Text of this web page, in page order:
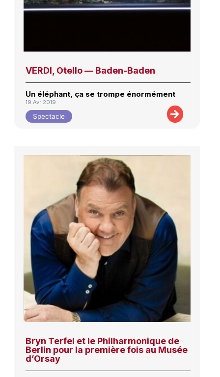
VERDI, Otello — Baden-Baden
Un éléphant, ça se trompe énormément
19 Avr 2019
Spectacle
Bryn Terfel et le Philharmonique de
Berlin pour la première fois au Musée
d’Orsay